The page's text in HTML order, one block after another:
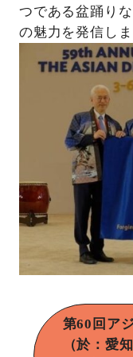
つである盆踊り
の魅力を発信しま
第60回ア
（於：愛